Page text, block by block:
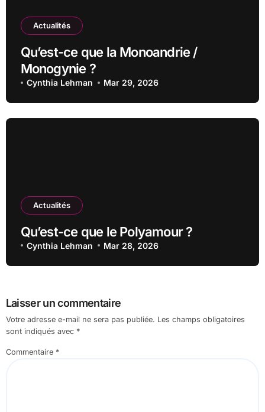
Actualités
Qu’est-ce que la Monoandrie /
Monogynie ?
Cynthia Lehman Mar 29, 2026
Actualités
Qu’est-ce que le Polyamour ?
Cynthia Lehman Mar 28, 2026
Laisser un commentaire
Votre adresse e-mail ne sera pas publiée. Les champs obligatoires
sont indiqués avec *
Commentaire *